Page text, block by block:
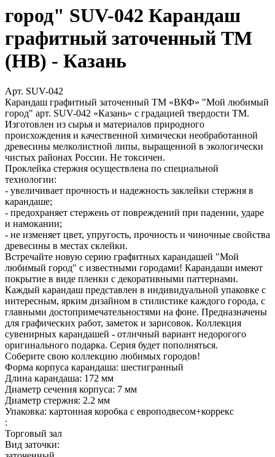
город" SUV-042 Карандаш
графитный заточенный ТМ
(HB) - Казань
Арт. SUV-042
Карандаш графитный заточенный ТМ «ВКФ» "Мой любимый
город" арт. SUV-042 «Казань» с градацией твердости ТМ.
Изготовлен из сырья и материалов природного
происхождения и качественной химически необработанной
древесины мелколистной липы, выращенной в экологически
чистых районах России. Не токсичен.
Проклейка стержня осуществлена по специальной
технологии:
- увеличивает прочность и надежность заклейки стержня в
карандаше;
- предохраняет стержень от повреждений при падении, ударе
и намокании;
- не изменяет цвет, упругость, прочность и чиночные свойства
древесины в местах склейки.
Встречайте новую серию графитных карандашей "Мой
любимый город" с известными городами! Карандаши имеют
покрытие в виде пленки с декоративными паттернами.
Каждый карандаш представлен в индивидуальной упаковке с
интересным, ярким дизайном в стилистике каждого города, с
главными достопримечательностями на фоне. Предназначены
для графических работ, заметок и зарисовок. Коллекция
сувенирных карандашей - отличный вариант недорогого
оригинального подарка. Серия будет пополняться.
Соберите свою коллекцию любимых городов!
Форма корпуса карандаша: шестигранный
Длина карандаша: 172 мм
Диаметр сечения корпуса: 7 мм
Диаметр стержня: 2.2 мм
Упаковка: картонная коробка с европодвесом+коррекс
:
Торговый зал
Вид заточки: